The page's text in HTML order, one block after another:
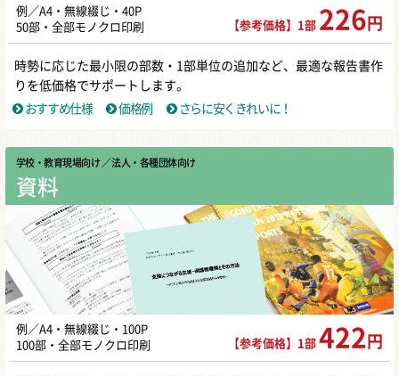
例／A4・無線綴じ・40P
50部・全部モノクロ印刷
【参考価格】1部 226 円
時勢に応じた最小限の部数・1部単位の追加など、最適な報告書作
りを低価格でサポートします。
おすすめ仕様
価格例 さらに安くきれいに！
学校・教育現場向け ／ 法人・各種団体向け
資料
例／A4・無線綴じ・100P
100部・全部モノクロ印刷
【参考価格】1部 422 円